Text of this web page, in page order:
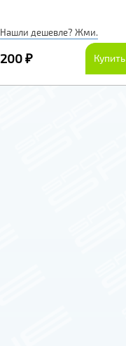
Нашли дешевле? Жми.
200 ₽ Купить